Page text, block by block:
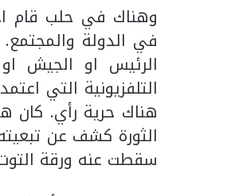
وهناك في حلب قام
في الدولة
الرئيس او الجيش
التلفزيونية التي
هناك حرية رأي. كان
الثورة كشف عن
سقطت عنه ورقة